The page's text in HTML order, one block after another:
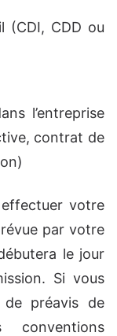
(CDI, CDD ou
l’entreprise
contrat de
votre
par votre
le jour
Si vous
de préavis de